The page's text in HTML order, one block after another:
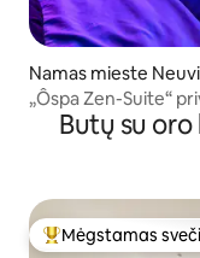
Namas mieste
„Ôspa Zen-Suite“
automobilių
Butų su
Svečių
Mėgstamas